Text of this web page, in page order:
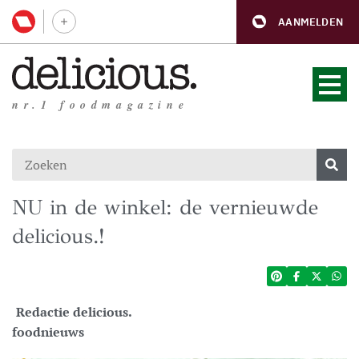
AANMELDEN
nr.1 foodmagazine
NU in de winkel: de vernieuwde
delicious.!
Redactie delicious.
foodnieuws